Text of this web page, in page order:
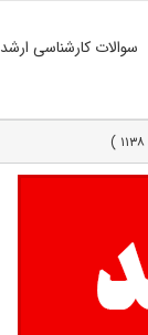
سوالات کارشناسی ارشد